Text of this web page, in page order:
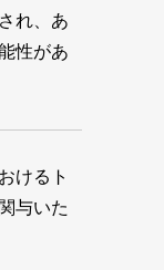
れ、あ
性があ
けるト
与いた